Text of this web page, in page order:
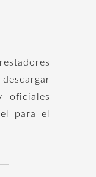
oficiales
para el